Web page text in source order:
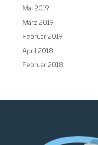
Mai 2019
März 2019
Februar 2019
April 2018
Februar 2018